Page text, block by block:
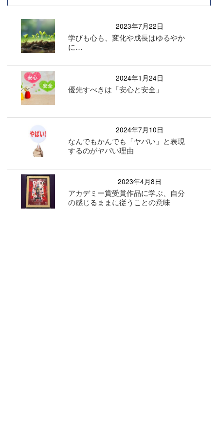
2023年7月22日
学びも心も、変化や成長はゆるやか
に…
2024年1月24日
優先すべきは「安心と安全」
2024年7月10日
なんでもかんでも「ヤバい」と表現
するのがヤバい理由
2023年4月8日
アカデミー賞受賞作品に学ぶ、自分
の感じるままに従うことの意味